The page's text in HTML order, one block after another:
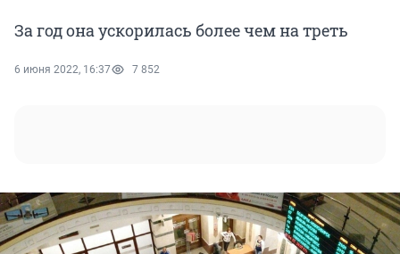
За год она ускорилась более чем на треть
6 июня 2022, 16:37 7 852